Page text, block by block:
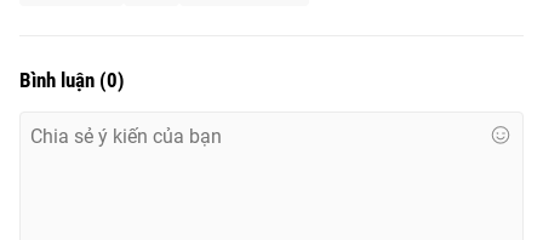
® Cấm sao chép dưới mọi hình thức nếu không có sự chấp
thuận bằng văn bản. Ghi rõ nguồn VTV.vn khi phát hành lại
Bình luận (0)